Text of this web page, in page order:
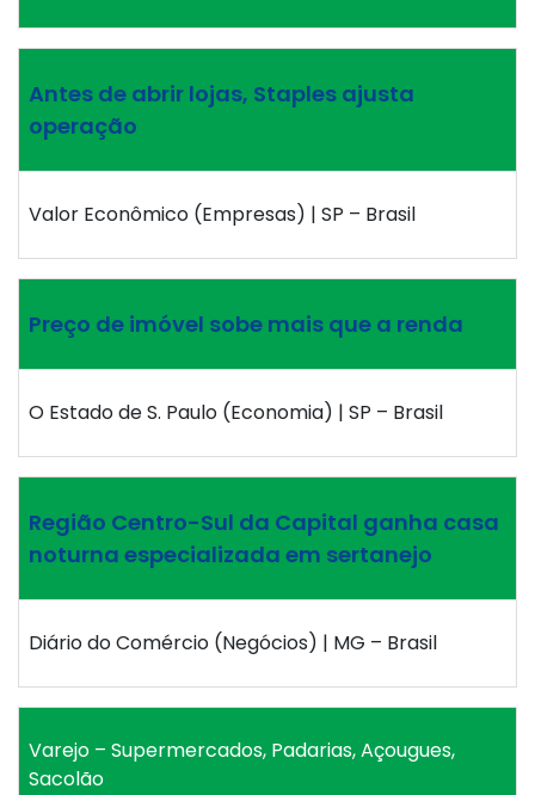
Antes de abrir lojas, Staples ajusta
operação
Valor Econômico (Empresas) | SP – Brasil
Preço de imóvel sobe mais que a renda
O Estado de S. Paulo (Economia) | SP – Brasil
Região Centro-Sul da Capital ganha casa
noturna especializada em sertanejo
Diário do Comércio (Negócios) | MG – Brasil
Varejo – Supermercados, Padarias, Açougues,
Sacolão